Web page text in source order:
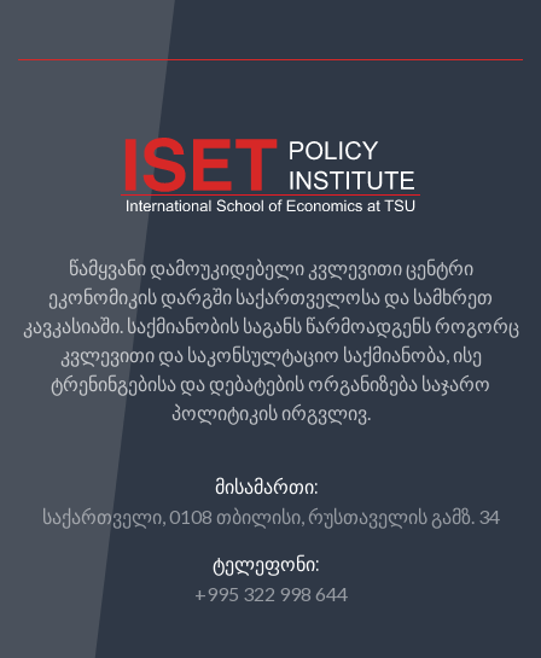
წამყვანი დამოუკიდებელი კვლევითი ცენტრი
ეკონომიკის დარგში საქართველოსა და სამხრეთ
კავკასიაში. საქმიანობის საგანს წარმოადგენს როგორც
კვლევითი და საკონსულტაციო საქმიანობა, ისე
ტრენინგებისა და დებატების ორგანიზება საჯარო
პოლიტიკის ირგვლივ.
ᲛᲘᲡᲐᲛᲐᲠᲗᲘ:
საქართველი, 0108 თბილისი, რუსთაველის გამზ. 34
ᲢᲔᲚᲔᲤᲝᲜᲘ:
+995 322 998 644